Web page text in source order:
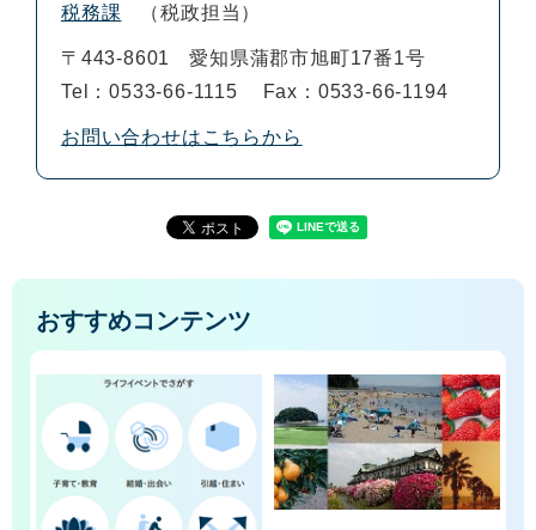
税務課 税政担当
〒443-8601
愛知県蒲郡市旭町17番1号
Tel：0533-66-1115
Fax：0533-66-1194
お問い合わせはこちらから
おすすめコンテンツ